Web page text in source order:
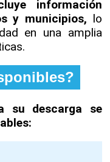
información
y municipios, lo
en una amplia
su descarga se